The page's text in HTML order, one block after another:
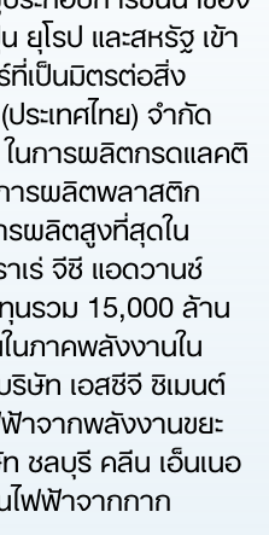
โรป และสหรัฐ เข้า
เป็นมิตรต่อสิ่ง
ะเทศไทย) จำกัด
นการผลิตกรดแลคติ
ารผลิตพลาสติก
ผลิตสูงที่สุดใน
เร่ จีซี แอดวานซ์
นรวม 15,000 ล้าน
นภาคพลังงานใน
ษัท เอสซีจี ซิเมนต์
าจากพลังงานขยะ
ชลบุรี คลีน เอ็นเนอ
ไฟฟ้าจากกาก